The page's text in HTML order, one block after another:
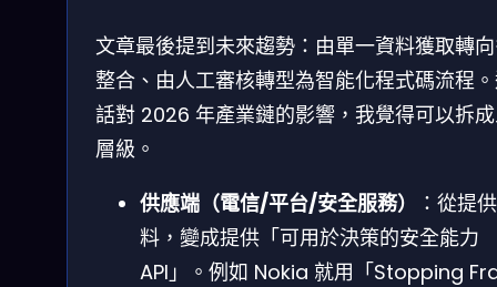
文章最後提到未來趨勢：由單一資料獲取轉
整合、由人工審核轉型為智能化程式碼流程
話對 2026 年產業鏈的影響，我覺得可以拆
層級。
供應端（電信/平台/安全服務）
：從提
料，變成提供「可用於決策的安全能力
API」。例如 Nokia 就用「Stopping